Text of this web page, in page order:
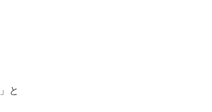
」と